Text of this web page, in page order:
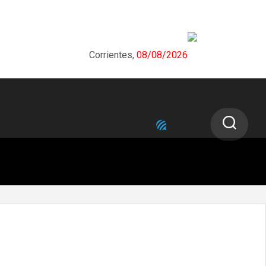
Corrientes, 08/08/2026